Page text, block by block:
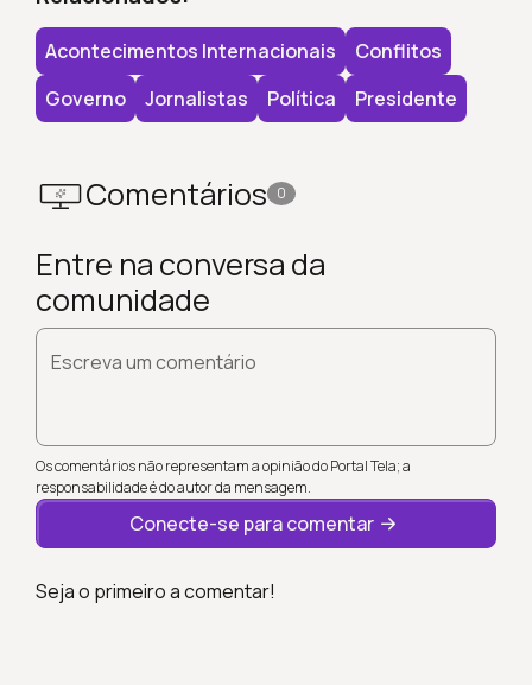
Acontecimentos Internacionais
Conflitos
Governo
Jornalistas Política Presidente
Comentários 0
Entre na conversa da
comunidade
Escreva um comentário
Os comentários não representam a opinião do Portal Tela; a
responsabilidade é do autor da mensagem.
Conecte-se para comentar
Seja o primeiro a comentar!